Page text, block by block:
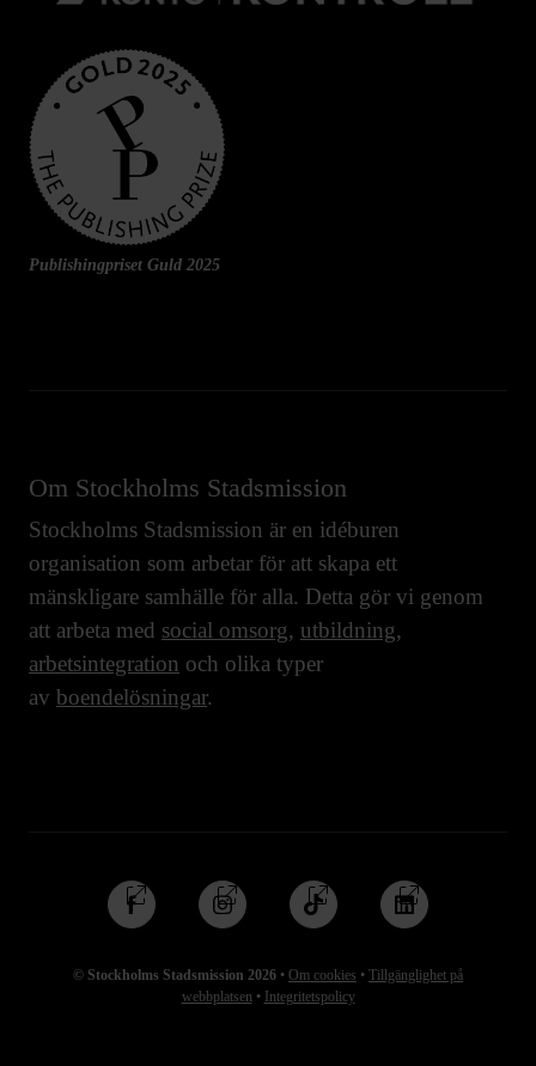
Publishingpriset Guld 2025
Om Stockholms Stadsmission
Stockholms Stadsmission är en idéburen
organisation som arbetar för att skapa ett
mänskligare samhälle för alla. Detta gör vi genom
att arbeta med social omsorg, utbildning,
arbetsintegration och olika typer
av boendelösningar.
© Stockholms Stadsmission 2026 • Om cookies • Tillgänglighet på
webbplatsen • Integritetspolicy
Följ
oss
Facebook
Följ
oss
Instagram
Följ
oss
TikTok
Följ
oss
Linkedin